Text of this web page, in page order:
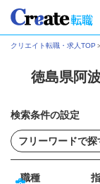
クリエイト転職・求人TOP
徳島県阿
検索条件の設定
職種